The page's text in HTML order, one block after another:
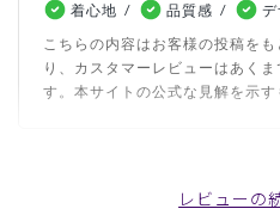
着心地 品質感 デ
こちらの内容はお客様の投稿を
り、カスタマーレビューはあく
す。本サイトの公式な見解を示す
レビューの